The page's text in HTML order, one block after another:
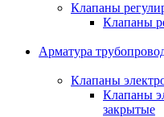
Клапаны
Клапаны
Арматура
Клапаны
Клапаны
закрытые